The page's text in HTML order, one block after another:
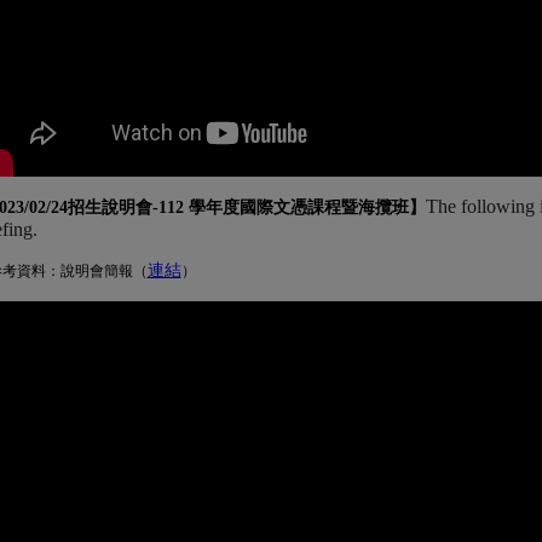
02/24招生說明會-112 學年度國際文憑課程暨海攬班】 The following
考資料：說明會簡報（連結(另開新視窗)
）